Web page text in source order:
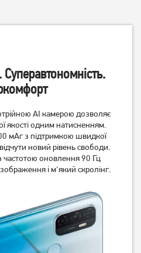
Смартфон Samsung Galaxy
A165FZAB)
7 199грн
AI камерою дозволяє
якості одним натисненням.
мАг з підтримкою швидкої
новий рівень свободи.
оновлення 90 Гц
і м'який скролінг.